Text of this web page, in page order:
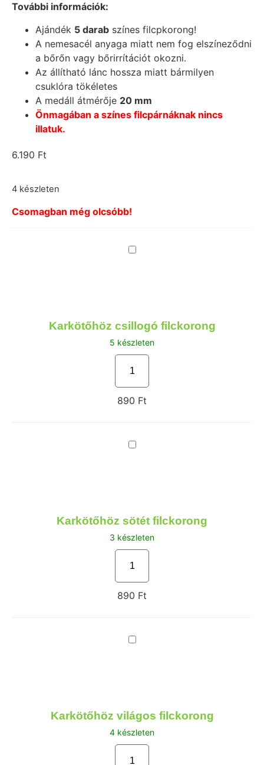
További információk:
Ajándék 5 darab színes filcpkorong!
A nemesacél anyaga miatt nem fog elszíneződni
a bőrőn vagy bőrirrítációt okozni.
Az állítható lánc hossza miatt bármilyen
csuklóra tökéletes
A medáll átmérője 20 mm
Önmagában a színes filcpárnáknak nincs
illatuk.
6.190 Ft
4 készleten
Csomagban még olcsóbb!
Karkötőhöz
csillogó
Karkötőhöz csillogó filckorong
5 készleten
890 Ft
Karkötőhöz
sötét
Karkötőhöz sötét filckorong
3 készleten
890 Ft
Karkötőhöz
világos
Karkötőhöz világos filckorong
4 készleten